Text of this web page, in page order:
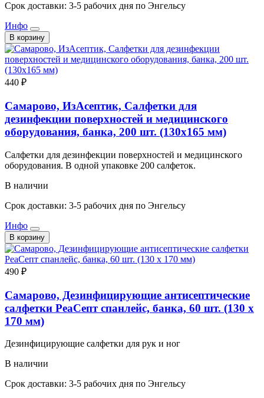
Срок доставки: 3-5 рабочих дня по Энгельсу
Инфо
В корзину
440 ₽
Самарово, ИзАсептик, Салфетки для
дезинфекции поверхностей и медицинского
оборудования, банка, 200 шт. (130x165 мм)
Салфетки для дезинфекции поверхностей и медицинского
оборудования. В одной упаковке 200 салфеток.
В наличии
Срок доставки: 3-5 рабочих дня по Энгельсу
Инфо
В корзину
490 ₽
Самарово, Дезинфицирующие антисептические
салфетки РеаСепт спанлейс, банка, 60 шт. (130 х
170 мм)
Дезинфицирующие салфетки для рук и ног
В наличии
Срок доставки: 3-5 рабочих дня по Энгельсу